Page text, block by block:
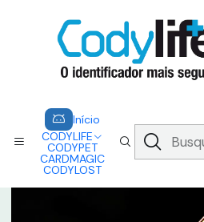
Início
CODYLIFE
CODYPET
CARDMAGIC
CODYLOST
A CODYLIFE PERMITE AOS
INSTANTANEAMENTE AOS SEUS
Saber